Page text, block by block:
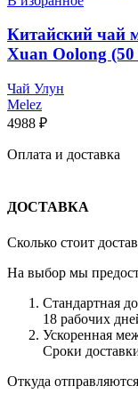
Китайский чай
Xuan Oolong (50
Чай Улун
Melez
4988 ₽
Оплата и доставка
ДОСТАВКА
Сколько стоит
На выбор мы
Стандартная
18 рабочих
Ускоренная
Сроки
Откуда